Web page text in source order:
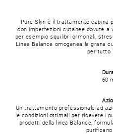
Pure Skin è il trattamento cabina
con imperfezioni cutanee dovute
per esempio squilibri ormonali,
Linea Balance omogenea la grana
per tutto
60
Un trattamento professionale ad
le condizioni ottimali per ricevere i
prodotti della linea Balance,